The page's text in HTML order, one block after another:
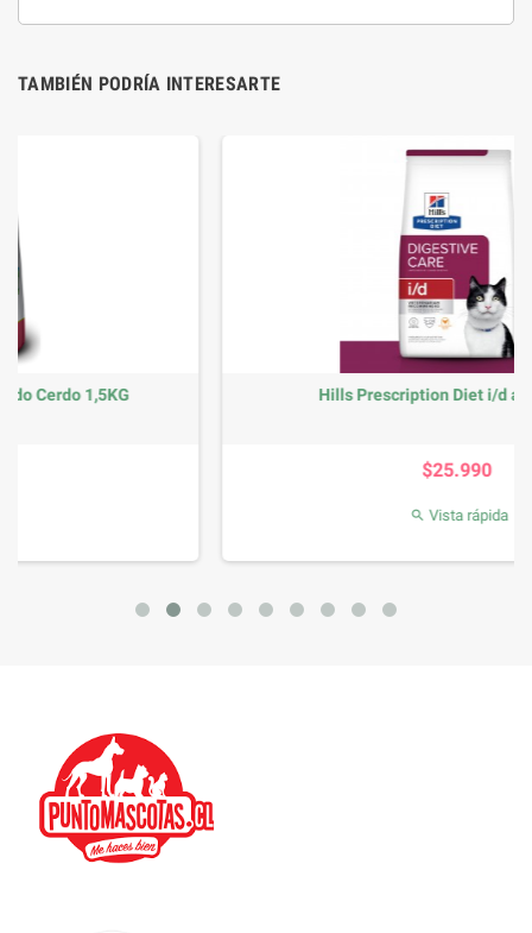
TAMBIÉN PODRÍA INTERESARTE
Hills Prescription Diet i/d alimento...